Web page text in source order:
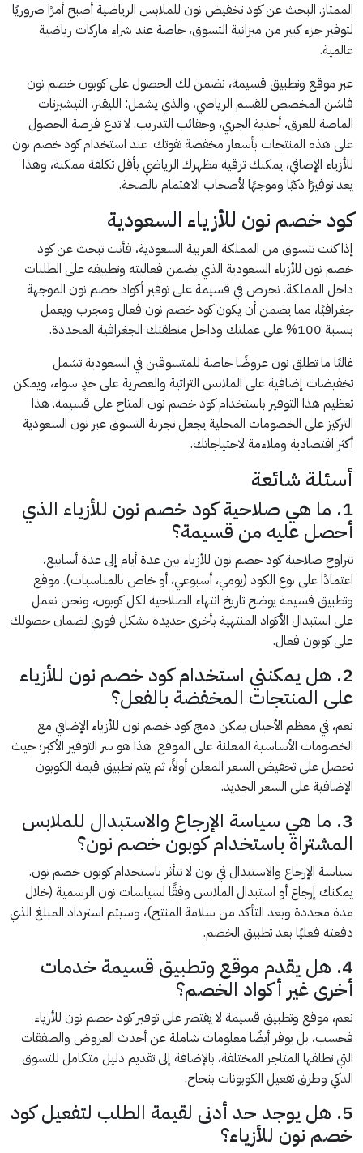
الممتاز. البحث عن كود تخفيض نون للملابس الرياضية أصبح أمرًا ضروريًا
لتوفير جزء كبير من ميزانية التسوق، خاصة عند شراء ماركات رياضية
عالمية.
عبر موقع وتطبيق قسيمة، نضمن لك الحصول على كوبون خصم نون
فاشن المخصص للقسم الرياضي، والذي يشمل: الليقنز، التيشيرتات
الماصة للعرق، أحذية الجري، وحقائب التدريب. لا تدع فرصة الحصول
على هذه المنتجات بأسعار مخفضة تفوتك. عند استخدام كود خصم نون
للأزياء الإضافي، يمكنك ترقية مظهرك الرياضي بأقل تكلفة ممكنة، وهذا
يعد توفيرًا ذكيًا وموجهًا لأصحاب الاهتمام بالصحة.
كود خصم نون للأزياء السعودية
إذا كنت تتسوق من المملكة العربية السعودية، فأنت تبحث عن كود
خصم نون للأزياء السعودية الذي يضمن فعاليته وتطبيقه على الطلبات
داخل المملكة. نحرص في قسيمة على توفير أكواد خصم نون الموجهة
جغرافيًا، مما يضمن أن يكون كود خصم نون فعال ومجرب ويعمل
بنسبة 100% على عملتك وداخل منطقتك الجغرافية المحددة.
غالبًا ما تطلق نون عروضًا خاصة للمتسوقين في السعودية تشمل
تخفيضات إضافية على الملابس التراثية والعصرية على حدٍ سواء، ويمكن
تعظيم هذا التوفير باستخدام كود خصم نون المتاح على قسيمة. هذا
التركيز على الخصومات المحلية يجعل تجربة التسوق عبر نون السعودية
أكثر اقتصادية وملاءمة لاحتياجاتك.
أسئلة شائعة
1. ما هي صلاحية كود خصم نون للأزياء الذي
أحصل عليه من قسيمة؟
تتراوح صلاحية كود خصم نون للأزياء بين عدة أيام إلى عدة أسابيع،
اعتمادًا على نوع الكود (يومي، أسبوعي، أو خاص بالمناسبات). موقع
وتطبيق قسيمة يوضح تاريخ انتهاء الصلاحية لكل كوبون، ونحن نعمل
على استبدال الأكواد المنتهية بأخرى جديدة بشكل فوري لضمان حصولك
على كوبون فعال.
2. هل يمكنني استخدام كود خصم نون للأزياء
على المنتجات المخفضة بالفعل؟
نعم، في معظم الأحيان يمكن دمج كود خصم نون للأزياء الإضافي مع
الخصومات الأساسية المعلنة على الموقع. هذا هو سر التوفير الأكبر؛ حيث
تحصل على تخفيض السعر المعلن أولاً، ثم يتم تطبيق قيمة الكوبون
الإضافية على السعر الجديد.
3. ما هي سياسة الإرجاع والاستبدال للملابس
المشتراة باستخدام كوبون خصم نون؟
سياسة الإرجاع والاستبدال في نون لا تتأثر باستخدام كوبون خصم نون.
يمكنك إرجاع أو استبدال الملابس وفقًا لسياسات نون الرسمية (خلال
مدة محددة وبعد التأكد من سلامة المنتج)، وسيتم استرداد المبلغ الذي
دفعته فعليًا بعد تطبيق الخصم.
4. هل يقدم موقع وتطبيق قسيمة خدمات
أخرى غير أكواد الخصم؟
نعم، موقع وتطبيق قسيمة لا يقتصر على توفير كود خصم نون للأزياء
فحسب، بل يوفر أيضًا معلومات شاملة عن أحدث العروض والصفقات
التي تطلقها المتاجر المختلفة، بالإضافة إلى تقديم دليل متكامل للتسوق
الذكي وطرق تفعيل الكوبونات بنجاح.
5. هل يوجد حد أدنى لقيمة الطلب لتفعيل كود
خصم نون للأزياء؟